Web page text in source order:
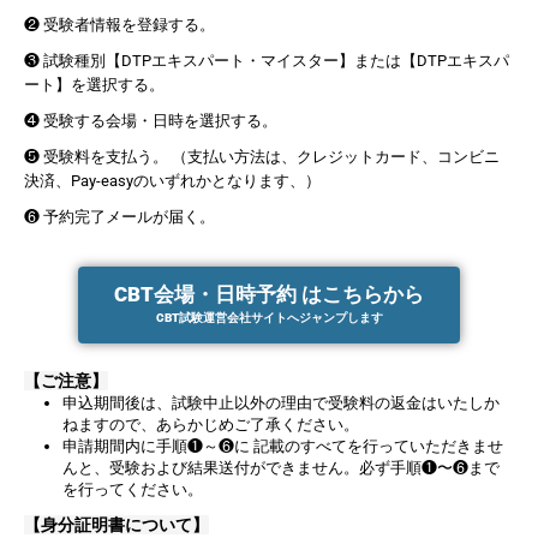
❷ 受験者情報を登録する。
❸ 試験種別【DTPエキスパート・マイスター】または【DTPエキスパ
ート】を選択する。
❹ 受験する会場・日時を選択する。
❺ 受験料を支払う。 （支払い方法は、クレジットカード、コンビニ
決済、Pay-easyのいずれかとなります、）
❻ 予約完了メールが届く。
CBT会場・日時予約 はこちらから
CBT試験運営会社サイトへジャンプします
【ご注意】
申込期間後は、試験中止以外の理由で受験料の返金はいたしか
ねますので、あらかじめご了承ください。
申請期間内に⼿順❶～❻に 記載のすべてを行っていただきませ
んと、受験および結果送付ができません。必ず⼿順❶〜❻まで
を⾏ってください。
【身分証明書について】